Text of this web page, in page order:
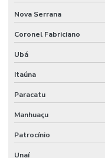
Nova Serrana
Coronel Fabriciano
Ubá
Itaúna
Paracatu
Manhuaçu
Patrocínio
Unaí